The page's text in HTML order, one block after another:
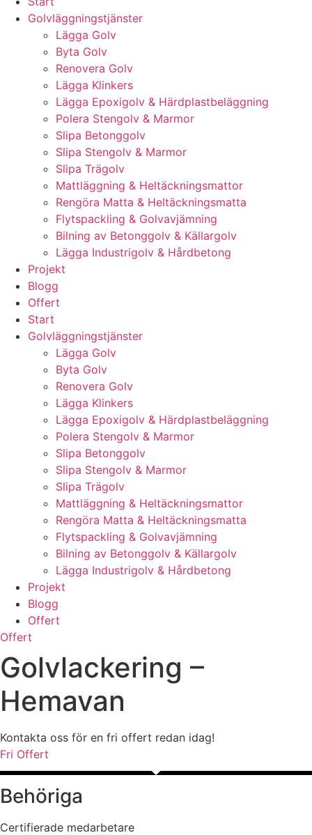
Golvläggningstjänster
Lägga Golv
Byta Golv
Renovera Golv
Lägga Klinkers
Lägga Epoxigolv & Härdplastbeläggning
Polera Stengolv & Marmor
Slipa Betonggolv
Slipa Stengolv & Marmor
Slipa Trägolv
Mattläggning & Heltäckningsmattor
Rengöra Matta & Heltäckningsmatta
Flytspackling & Golvavjämning
Bilning av Betonggolv & Källargolv
Lägga Industrigolv & Hårdbetong
Projekt
Blogg
Offert
Start
Golvläggningstjänster
Lägga Golv
Byta Golv
Renovera Golv
Lägga Klinkers
Lägga Epoxigolv & Härdplastbeläggning
Polera Stengolv & Marmor
Slipa Betonggolv
Slipa Stengolv & Marmor
Slipa Trägolv
Mattläggning & Heltäckningsmattor
Rengöra Matta & Heltäckningsmatta
Flytspackling & Golvavjämning
Bilning av Betonggolv & Källargolv
Lägga Industrigolv & Hårdbetong
Projekt
Blogg
Offert
Offert
Golvlackering –
Hemavan
Kontakta oss för en fri offert redan idag!
Fri Offert
Behöriga
Certifierade medarbetare